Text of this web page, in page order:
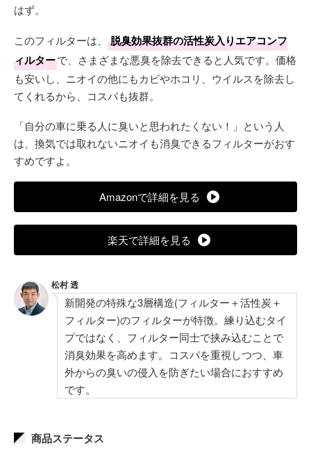
はず。
このフィルターは、
脱臭効果抜群の活性炭入りエアコンフ
ィルターで、さまざまな悪臭を除去できると人気です。価格
も安いし、ニオイの他にもカビやホコリ、ウイルスを除去し
てくれるから、コスパも抜群。
「自分の車に乗る人に臭いと思われたくない！」という人
は、換気では取れないニオイも消臭できるフィルターがおす
すめですよ。
Amazonで詳細を見る
楽天で詳細を見る
松村 透
新開発の特殊な3層構造(フィルター＋活性炭＋
フィルター)のフィルターが特徴。練り込むタイ
プではなく、フィルター同士で挟み込むことで
消臭効果を高めます。コスパを重視しつつ、車
外からの臭いの侵入を防ぎたい場合におすすめ
です。
商品ステータス